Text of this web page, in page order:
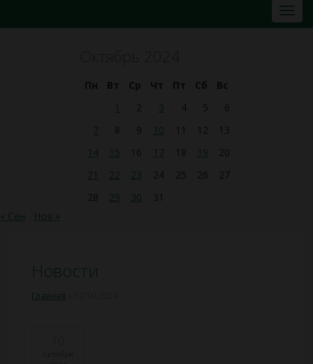
Пн Вт Ср Чт Пт Сб
Вс
1
2 3 4 5
6
7
8 9 10 11 12
13
14
15 16 17 18 19
20
21
22 23 24 25 26
27
28
29 30
31
« Сен
Ноя »
Новости
Главная